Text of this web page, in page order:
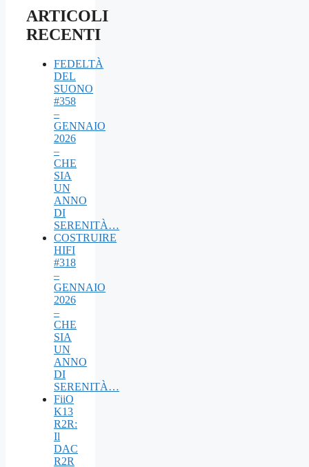
ARTICOLI
RECENTI
FEDELTÀ
DEL
SUONO
#358
–
GENNAIO
2026
–
CHE
SIA
UN
ANNO
DI
SERENITÀ…
COSTRUIRE
HIFI
#318
–
GENNAIO
2026
–
CHE
SIA
UN
ANNO
DI
SERENITÀ…
FiiO
K13
R2R:
Il
DAC
R2R